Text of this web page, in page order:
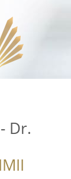
Dr.